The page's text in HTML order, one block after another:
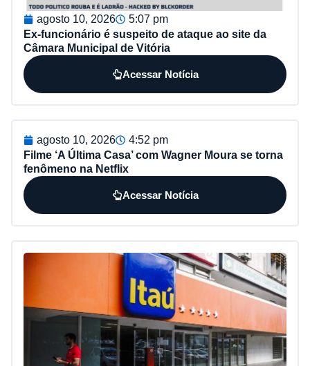
agosto 10, 2026
5:07 pm
Ex-funcionário é suspeito de ataque ao site da
Câmara Municipal de Vitória
Acessar Notícia
agosto 10, 2026
4:52 pm
Filme ‘A Última Casa’ com Wagner Moura se torna
fenômeno na Netflix
Acessar Notícia